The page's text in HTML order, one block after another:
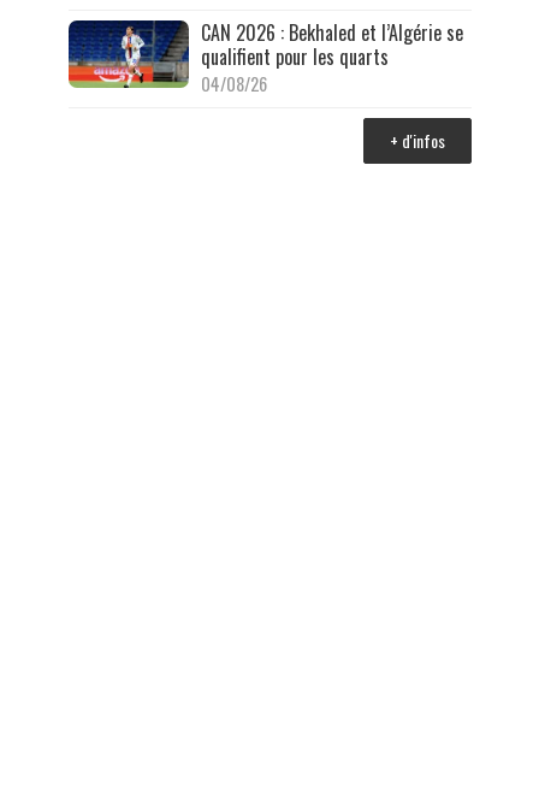
CAN 2026 : Bekhaled et l’Algérie se
qualifient pour les quarts
04/08/26
+ d'infos